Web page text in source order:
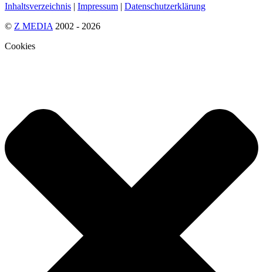
Inhaltsverzeichnis | Impressum | Datenschutzerklärung
© Z MEDIA 2002 - 2026
Cookies